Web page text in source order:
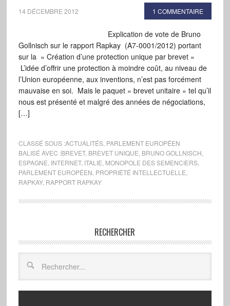
14 DÉCEMBRE 2012 1 COMMENTAIRE
Explication de vote de Bruno
Gollnisch sur le rapport Rapkay (A7-0001/2012) portant
sur la » Création d’une protection unique par brevet »
L’idée d’offrir une protection à moindre coût, au niveau de
l’Union européenne, aux inventions, n’est pas forcément
mauvaise en soi. Mais le paquet « brevet unitaire » tel qu’il
nous est présenté et malgré des années de négociations,
[…]
CLASSÉ SOUS :ACTUALITÉS, PARLEMENT EUROPÉEN
BALISÉ AVEC :BREVET, BREVET UNIQUE BRUNO GOLLNISCH
ESPAGNE INTERNET, ITALIE MONOPOLE DES SEMENCIERS,
PARLEMENT EUROPÉEN PROPRIÉTÉ INTELLECTUELLE
RAPKAY, RAPPORT RAPKAY
RECHERCHER